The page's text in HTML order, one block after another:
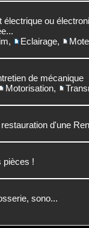
ou
, Eclairage,
de mécanique
Motorisation,
d'une
pièces !
sono...